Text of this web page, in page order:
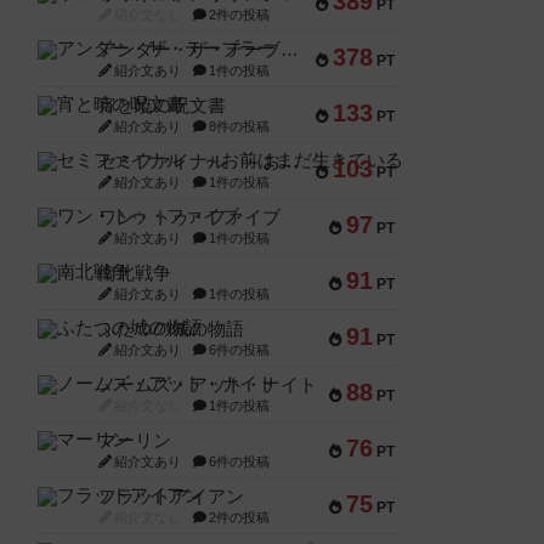
PT
2件の投稿
378 PT
アンダー・ザ・テーブラー
紹介文あり 1件の投稿
133 PT
宵と暁の呪文書
紹介文あり 8件の投稿
103 PT
セミファイナル ～お前はまだ生きている～
紹介文あり 1件の投稿
97 PT
ワン・トゥ・ファイブ
紹介文あり 1件の投稿
91 PT
南北戦争
紹介文あり 1件の投稿
91 PT
ふたつの城の物語
紹介文あり 6件の投稿
88 PT
ノームズ・アット・ナイト
1件の投稿
76 PT
マーリン
紹介文あり 6件の投稿
75 PT
フラットアイアン
2件の投稿